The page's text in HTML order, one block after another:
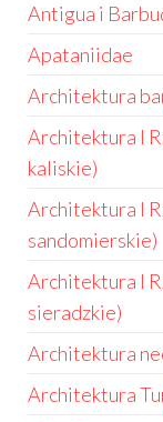
Antigua i
Apataniidae
Architektura
Architektura I
kaliskie)
Architektura I
sandomierskie)
Architektura I
sieradzkie)
Architektura
Architektura